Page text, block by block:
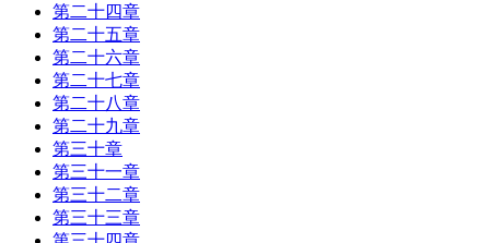
第二十四章
第二十五章
第二十六章
第二十七章
第二十八章
第二十九章
第三十章
第三十一章
第三十二章
第三十三章